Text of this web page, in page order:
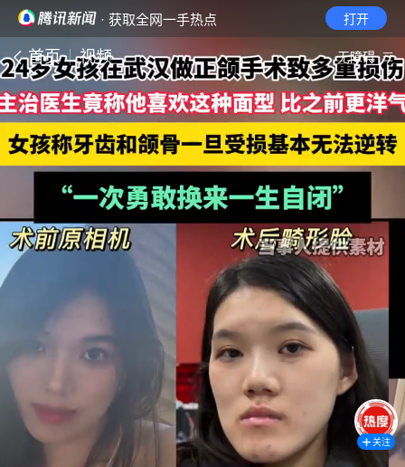
· 获取全网一手热点 打开
首页 视频 无障碍
关注